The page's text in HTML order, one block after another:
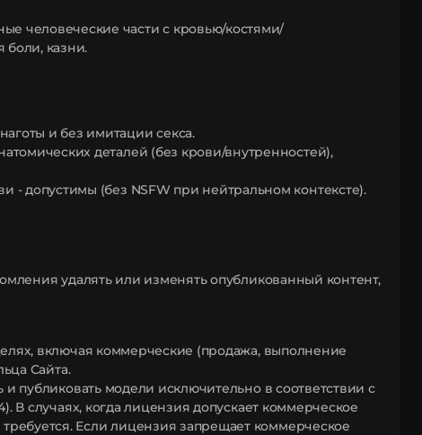
человеческие части с кровью/костями/
боли, казни.
и без имитации секса.
деталей (без крови/внутренностей),
допустимы (без NSFW при нейтральном контексте).
удалять или изменять опубликованный контент,
включая коммерческие (продажа, выполнение
Сайта.
публиковать модели исключительно в соответствии с
случаях, когда лицензия допускает коммерческое
Если лицензия запрещает коммерческое